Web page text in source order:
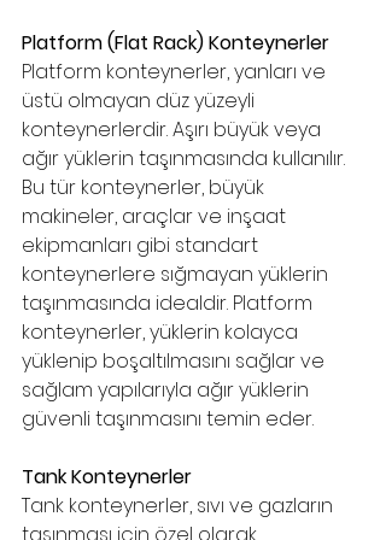
Platform (Flat Rack) Konteynerler
Platform konteynerler, yanları ve
üstü olmayan düz yüzeyli
konteynerlerdir. Aşırı büyük veya
ağır yüklerin taşınmasında kullanılır.
Bu tür konteynerler, büyük
makineler, araçlar ve inşaat
ekipmanları gibi standart
konteynerlere sığmayan yüklerin
taşınmasında idealdir. Platform
konteynerler, yüklerin kolayca
yüklenip boşaltılmasını sağlar ve
sağlam yapılarıyla ağır yüklerin
güvenli taşınmasını temin eder.
Tank Konteynerler
Tank konteynerler, sıvı ve gazların
taşınması için özel olarak